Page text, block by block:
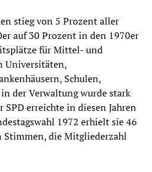
stieg von 5 Prozent aller
auf 30 Prozent in den 1970er
für Mittel- und
Universitäten,
Schulen,
der Verwaltung wurde stark
SPD erreichte in diesen Jahren
1972 erhielt sie 46
Stimmen, die Mitgliederzahl